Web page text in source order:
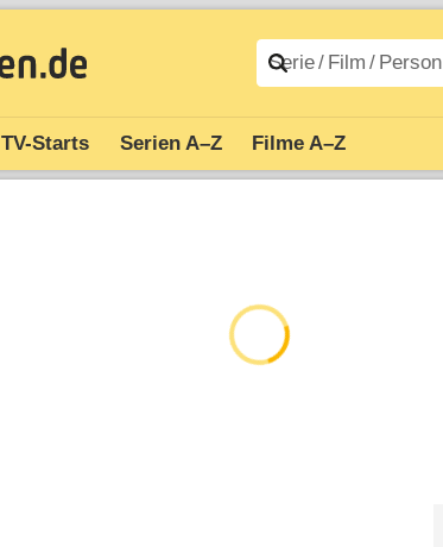
TV-Starts Serien A–Z Filme A–Z